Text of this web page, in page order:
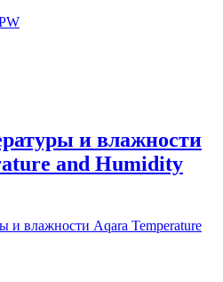
и влажности
and Humidity